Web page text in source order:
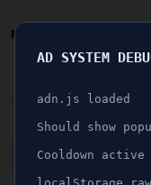
👮🏻‍♂️ BLÅLJUS
AD SYSTEM
adn.js loaded
Should show
Cooldown active